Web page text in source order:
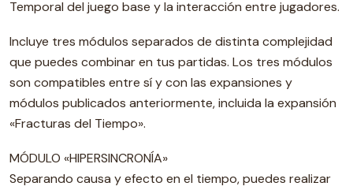
Temporal del juego base y la interacción entre jugadores.
Incluye tres módulos separados de distinta complejidad
que puedes combinar en tus partidas. Los tres módulos
son compatibles entre sí y con las expansiones y
módulos publicados anteriormente, incluida la expansión
«Fracturas del Tiempo».
MÓDULO «HIPERSINCRONÍA»
Separando causa y efecto en el tiempo, puedes realizar